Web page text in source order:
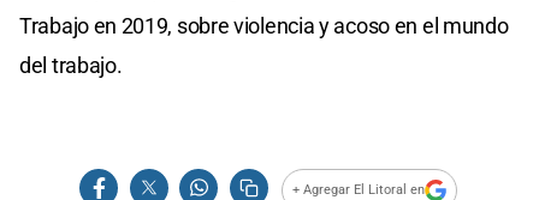
Trabajo en 2019, sobre violencia y acoso en el mundo
del trabajo.
+ Agregar El Litoral en